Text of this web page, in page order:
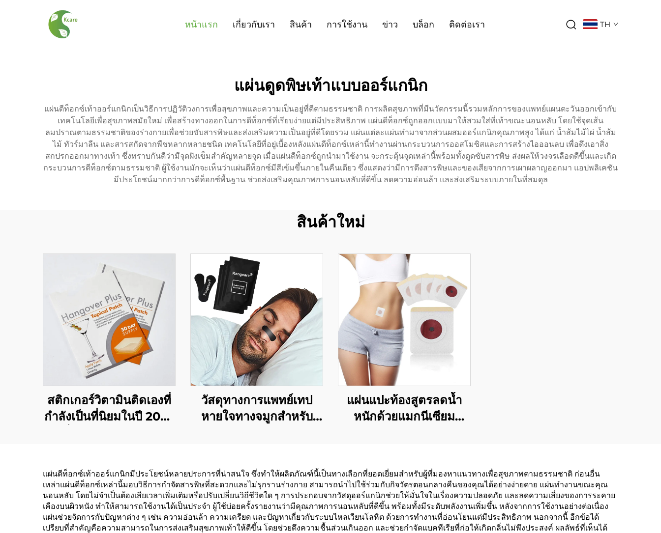
หน้าแรก เกี่ยวกับเรา สินค้า การใช้งาน ข่าว บล็อก ติดต่อเรา TH
แผ่นดูดพิษเท้าแบบออร์แกนิก
แผ่นดีท็อกซ์เท้าออร์แกนิกเป็นวิธีการปฏิวัติวงการเพื่อสุขภาพและความเป็นอยู่ที่ดีตามธรรมชาติ การผลิตสุขภาพที่มีนวัตกรรมนี้รวมหลักการของแพทย์แผนตะวันออกเข้ากับ
เทคโนโลยีเพื่อสุขภาพสมัยใหม่ เพื่อสร้างทางออกในการดีท็อกซ์ที่เรียบง่ายแต่มีประสิทธิภาพ แผ่นดีท็อกซ์ถูกออกแบบมาให้สวมใส่ที่เท้าขณะนอนหลับ โดยใช้จุดเส้น
ลมปราณตามธรรมชาติของร่างกายเพื่อช่วยขับสารพิษและส่งเสริมความเป็นอยู่ที่ดีโดยรวม แผ่นแต่ละแผ่นทำมาจากส่วนผสมออร์แกนิกคุณภาพสูง ได้แก่ น้ำส้มไม้ไผ่ น้ำส้ม
ไม้ ทัวร์มาลีน และสารสกัดจากพืชหลากหลายชนิด เทคโนโลยีที่อยู่เบื้องหลังแผ่นดีท็อกซ์เหล่านี้ทำงานผ่านกระบวนการออสโมซิสและการสร้างไอออนลบ เพื่อดึงเอาสิ่ง
สกปรกออกมาทางเท้า ซึ่งทราบกันดีว่ามีจุดฝังเข็มสำคัญหลายจุด เมื่อแผ่นดีท็อกซ์ถูกนำมาใช้งาน จะกระตุ้นจุดเหล่านี้พร้อมทั้งดูดซับสารพิษ ส่งผลให้วงจรเลือดดีขึ้นและเกิด
กระบวนการดีท็อกซ์ตามธรรมชาติ ผู้ใช้งานมักจะเห็นว่าแผ่นดีท็อกซ์มีสีเข้มขึ้นภายในคืนเดียว ซึ่งแสดงว่ามีการดึงสารพิษและของเสียจากการเผาผลาญออกมา แอปพลิเคชัน
มีประโยชน์มากกว่าการดีท็อกซ์พื้นฐาน ช่วยส่งเสริมคุณภาพการนอนหลับที่ดีขึ้น ลดความอ่อนล้า และส่งเสริมระบบภายในที่สมดุล
สินค้าใหม่
สติกเกอร์วิตามินติดเองที่
กำลังเป็นที่นิยมในปี 2022
สนิท และเพิ่มสมาธิ
วัสดุทางการแพทย์เทป
หายใจทางจมูกสำหรับ
และช่วยการหายใจทาง
จมูก
แผ่นแปะท้องสูตรลดน้ำ
หนักด้วยแมกนีเซียม
แผ่นดีท็อกซ์เท้าออร์แกนิกมีประโยชน์หลายประการที่น่าสนใจ ซึ่งทำให้ผลิตภัณฑ์นี้เป็นทางเลือกที่ยอดเยี่ยมสำหรับผู้ที่มองหาแนวทางเพื่อสุขภาพตามธรรมชาติ ก่อนอื่น
เหล่าแผ่นดีท็อกซ์เหล่านี้มอบวิธีการกำจัดสารพิษที่สะดวกและไม่รุกรานร่างกาย สามารถนำไปใช้ร่วมกับกิจวัตรตอนกลางคืนของคุณได้อย่างง่ายดาย แผ่นทำงานขณะคุณ
นอนหลับ โดยไม่จำเป็นต้องเสียเวลาเพิ่มเติมหรือปรับเปลี่ยนวิถีชีวิตใด ๆ การประกอบจากวัสดุออร์แกนิกช่วยให้มั่นใจในเรื่องความปลอดภัย และลดความเสี่ยงของการระคาย
เคืองบนผิวหนัง ทำให้สามารถใช้งานได้เป็นประจำ ผู้ใช้บ่อยครั้งรายงานว่ามีคุณภาพการนอนหลับที่ดีขึ้น พร้อมทั้งมีระดับพลังงานเพิ่มขึ้น หลังจากการใช้งานอย่างต่อเนื่อง
แผ่นช่วยจัดการกับปัญหาต่าง ๆ เช่น ความอ่อนล้า ความเครียด และปัญหาเกี่ยวกับระบบไหลเวียนโลหิต ด้วยการทำงานที่อ่อนโยนแต่มีประสิทธิภาพ นอกจากนี้ อีกข้อได้
เปรียบที่สำคัญคือความสามารถในการส่งเสริมสุขภาพเท้าให้ดีขึ้น โดยช่วยดึงความชื้นส่วนเกินออก และช่วยกำจัดแบคทีเรียที่ก่อให้เกิดกลิ่นไม่พึงประสงค์ ผลลัพธ์ที่เห็นได้